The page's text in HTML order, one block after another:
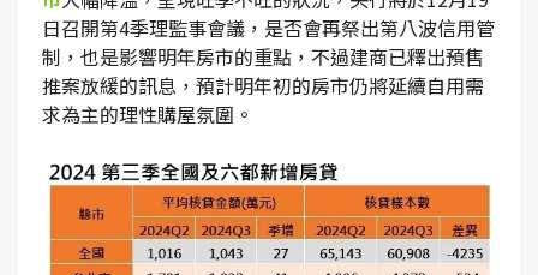
日召開第4季理監事會議，是否會再祭出第八波信用管
制，也是影響明年房市的重點，不過建商已釋出預售
推案放緩的訊息，預計明年初的房市仍將延續自用需
求為主的理性購屋氛圍。